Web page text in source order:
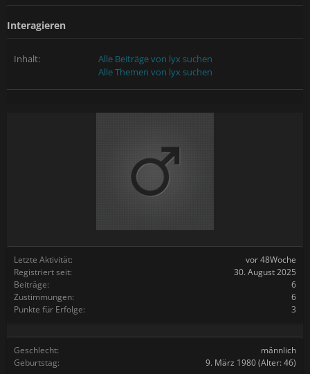
Letzte Aktivität:
vor 48Woche
Registriert seit:
30. August 2025
Beiträge:
6
Zustimmungen:
6
Punkte für Erfolge:
3
Geschlecht:
männlich
Geburtstag:
9. März 1980(Alter: 46)
Interagieren
Inhalt:
Alle Beiträge von lyx suchen
Alle Themen von lyx suchen